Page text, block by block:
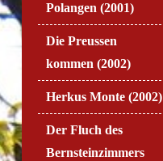
Polangen (2001)
Die Preussen
kommen (2002)
Herkus Monte (2002)
Der Fluch des
Bernsteinzimmers